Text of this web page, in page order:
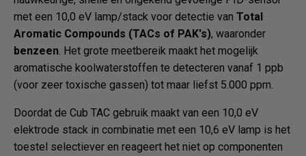
met een 10,0 eV lamp/stack voor detectie van Total
Aromatic Compounds (TACs of PAK's), waaronder
benzeen . Het grote meetbereik maakt het mogelijk
aromatische koolwaterstoffen te detecteren vanaf 1 ppb
(voor zeer toxische gassen) tot maar liefst 5.000 ppm.
Doordat de Cub TAC gebruik maakt van een 10,0 eV
elektrode stack in combinatie met een 10,6 eV lamp is het
toestel selectiever en reageert het niet op componenten